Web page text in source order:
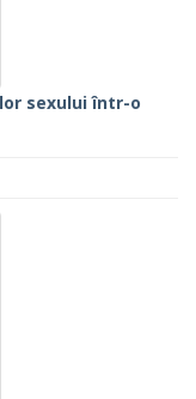
sexului într-o